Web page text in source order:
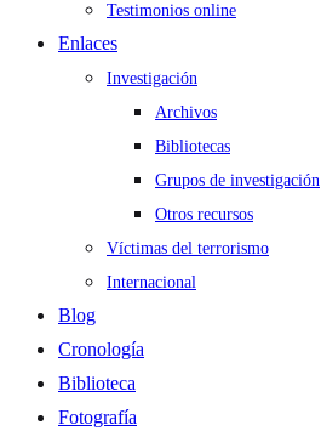
Testimonios online
Enlaces
Investigación
Archivos
Bibliotecas
Grupos de investigación
Otros recursos
Víctimas del terrorismo
Internacional
Blog
Cronología
Biblioteca
Fotografía